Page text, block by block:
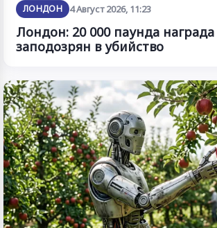
ЛОНДОН 4 Август 2026, 11:23
Лондон: 20 000 паунда награда
заподозрян в убийство